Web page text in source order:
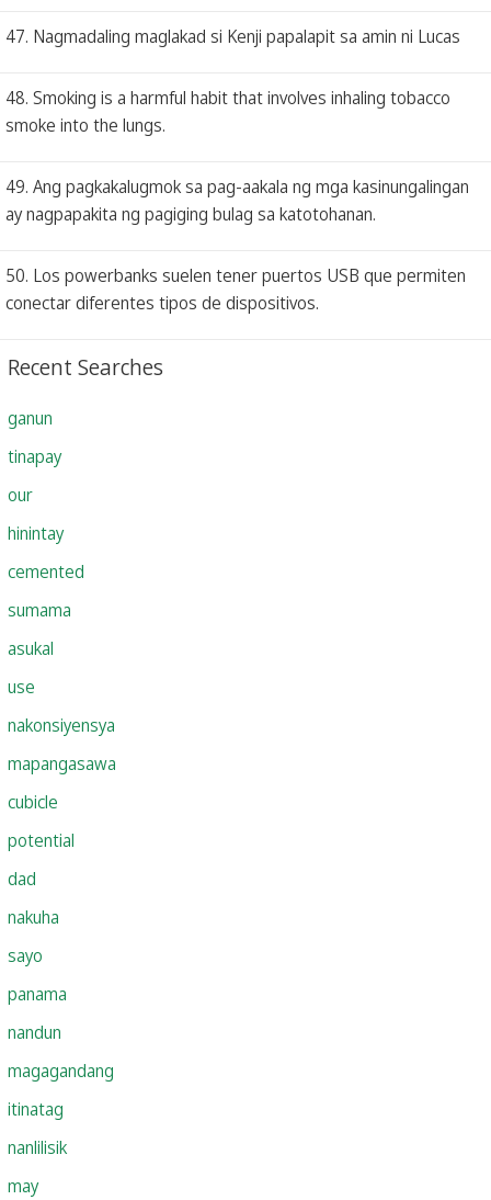
47. Nagmadaling maglakad si Kenji papalapit sa amin ni Lucas
48. Smoking is a harmful habit that involves inhaling tobacco
smoke into the lungs.
49. Ang pagkakalugmok sa pag-aakala ng mga kasinungalingan
ay nagpapakita ng pagiging bulag sa katotohanan.
50. Los powerbanks suelen tener puertos USB que permiten
conectar diferentes tipos de dispositivos.
Recent Searches
ganun
tinapay
our
hinintay
cemented
sumama
asukal
use
nakonsiyensya
mapangasawa
cubicle
potential
dad
nakuha
sayo
panama
nandun
magagandang
itinatag
nanlilisik
may